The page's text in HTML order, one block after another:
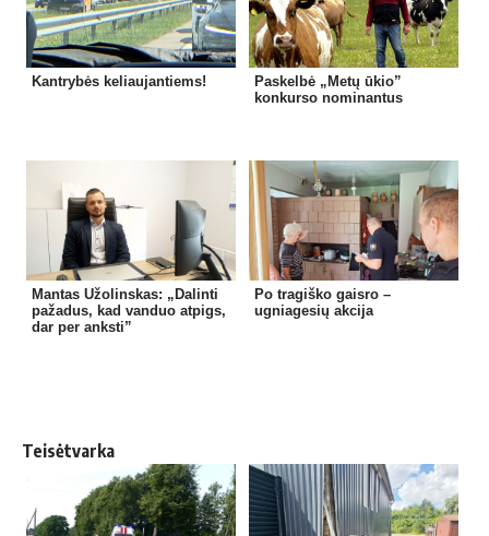
Kantrybės keliaujantiems!
Paskelbė „Metų ūkio”
konkurso nominantus
Mantas Užolinskas: „Dalinti
pažadus, kad vanduo atpigs,
dar per anksti”
Po tragiško gaisro –
ugniagesių akcija
Teisėtvarka